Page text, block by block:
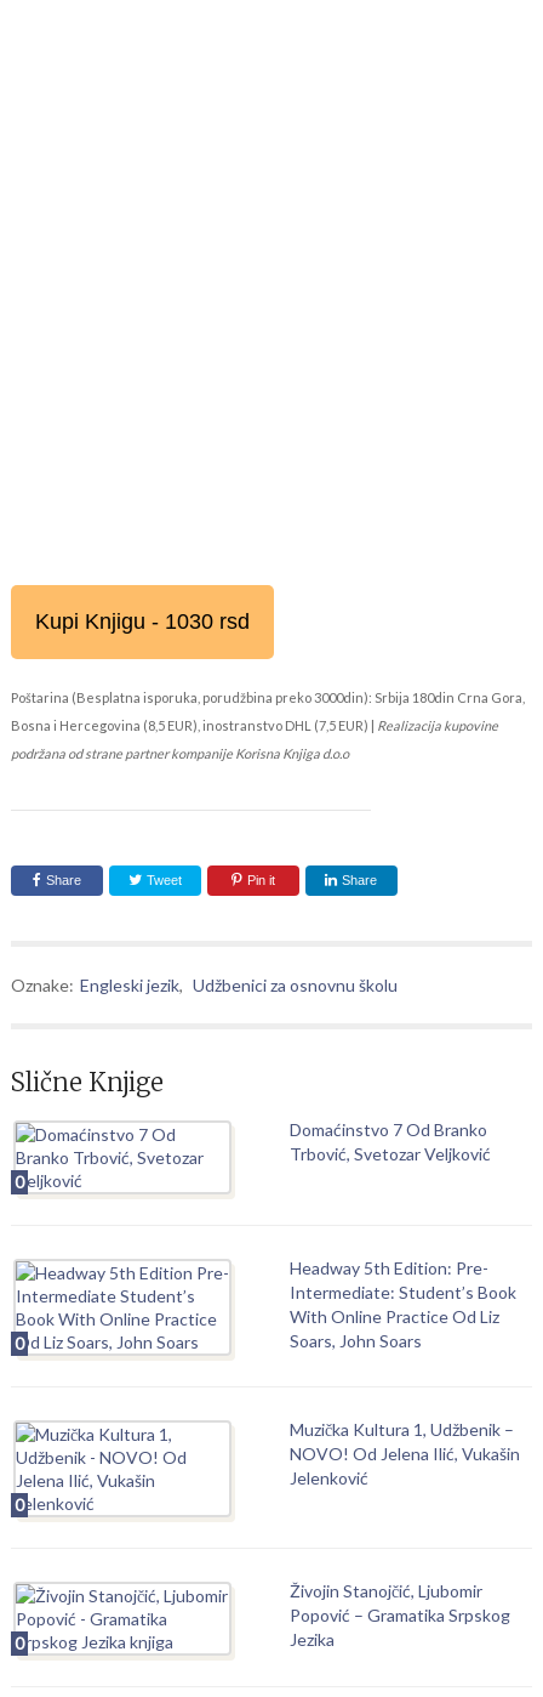
Kupi Knjigu - 1030 rsd
Poštarina (Besplatna isporuka, porudžbina preko 3000din): Srbija 180din Crna Gora,
Bosna i Hercegovina (8,5 EUR), inostranstvo DHL (7,5 EUR) | Realizacija kupovine
podržana od strane partner kompanije Korisna Knjiga d.o.o
Share Tweet Pin it Share
Oznake: Engleski jezik, Udžbenici za osnovnu školu
Slične Knjige
0
Domaćinstvo 7 Od Branko
Trbović, Svetozar Veljković
0
Headway 5th Edition: Pre-
Intermediate: Student’s Book
With Online Practice Od Liz
Soars, John Soars
0
Muzička Kultura 1, Udžbenik –
NOVO! Od Jelena Ilić, Vukašin
Jelenković
0
Živojin Stanojčić, Ljubomir
Popović – Gramatika Srpskog
Jezika